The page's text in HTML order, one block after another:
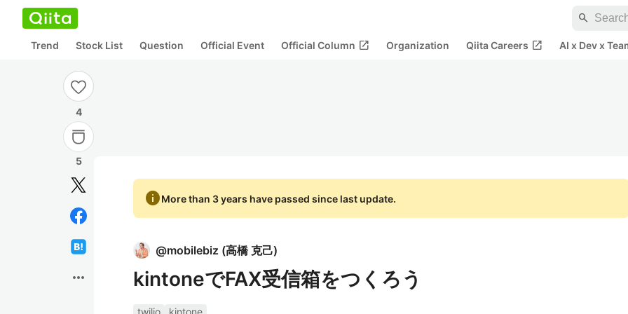
search
Trend Stock List Question Official Event Official Column open_in_new Organization Qiita Careers open_in_new AI x Dev x
4
5
more_horiz
infoMore than 3 years have passed since last update.
@mobilebiz (高橋 克己)
kintoneでFAX受信箱をつくろう
twilio
kintone